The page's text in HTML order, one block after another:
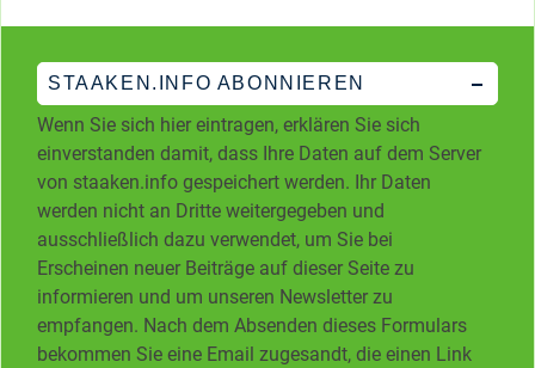
STAAKEN.INFO ABONNIEREN
Wenn Sie sich hier eintragen, erklären Sie sich
einverstanden damit, dass Ihre Daten auf dem Server
von staaken.info gespeichert werden. Ihr Daten
werden nicht an Dritte weitergegeben und
ausschließlich dazu verwendet, um Sie bei
Erscheinen neuer Beiträge auf dieser Seite zu
informieren und um unseren Newsletter zu
empfangen. Nach dem Absenden dieses Formulars
bekommen Sie eine Email zugesandt, die einen Link